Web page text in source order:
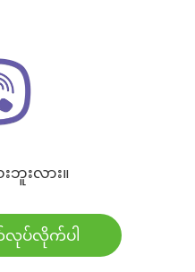
ဘူးလား။
လုပ်လိုက်ပါ